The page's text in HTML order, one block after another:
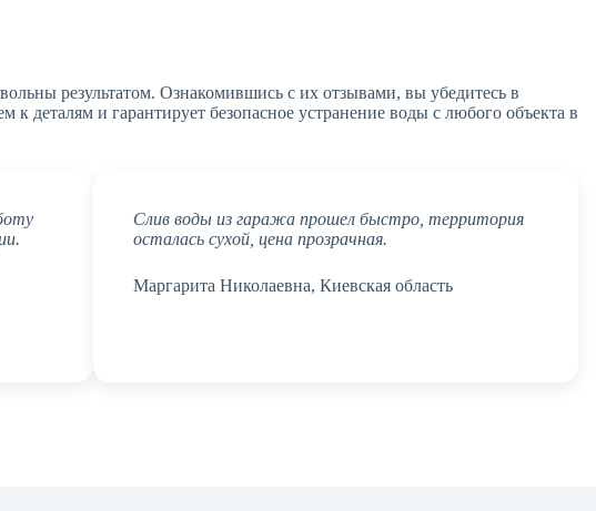
результатом. Ознакомившись с их отзывами, вы убедитесь в
деталям и гарантирует безопасное устранение воды с любого объекта в
Слив воды из гаража прошел быстро, территория
осталась сухой, цена прозрачная.
Маргарита Николаевна, Киевская область